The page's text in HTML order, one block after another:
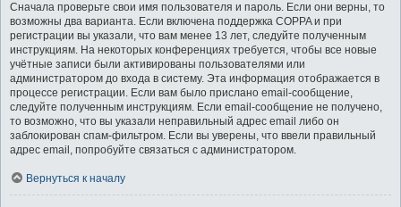
Сначала проверьте свои имя пользователя и пароль. Если они верны, то
возможны два варианта. Если включена поддержка COPPA и при
регистрации вы указали, что вам менее 13 лет, следуйте полученным
инструкциям. На некоторых конференциях требуется, чтобы все новые
учётные записи были активированы пользователями или
администратором до входа в систему. Эта информация отображается в
процессе регистрации. Если вам было прислано email-сообщение,
следуйте полученным инструкциям. Если email-сообщение не получено,
то возможно, что вы указали неправильный адрес email либо он
заблокирован спам-фильтром. Если вы уверены, что ввели правильный
адрес email, попробуйте связаться с администратором.
Вернуться к началу